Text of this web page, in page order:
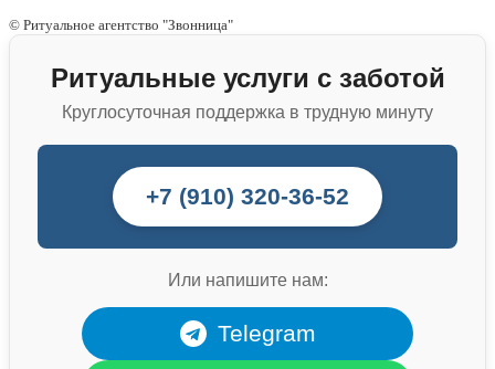
© Ритуальное агентство "Звонница"
Ритуальные услуги с заботой
Круглосуточная поддержка в трудную минуту
+7 (910) 320-36-52
Или напишите нам:
Telegram